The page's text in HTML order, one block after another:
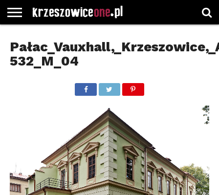
GŁÓWNA
WYBORY
SAMORZĄDOWE
WYBIERZ
KATEGORIE
ROZKŁADY
JAZDY
GREGORCZYK
WATCH
KONTAKT
532_M_04